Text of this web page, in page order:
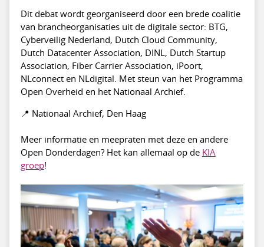
Dit debat wordt georganiseerd door een brede coalitie
van brancheorganisaties uit de digitale sector: BTG,
Cyberveilig Nederland, Dutch Cloud Community,
Dutch Datacenter Association, DINL, Dutch Startup
Association, Fiber Carrier Association, iPoort,
NLconnect en NLdigital. Met steun van het Programma
Open Overheid en het Nationaal Archief.
📍 Nationaal Archief, Den Haag
Meer informatie en meepraten met deze en andere
Open Donderdagen? Het kan allemaal op de KIA
groep!